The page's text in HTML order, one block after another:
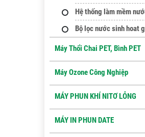
Hệ thống làm mềm
Bộ lọc nước sinh hoat
Máy Thổi Chai PET, Bình PET
Máy Ozone Công Nghiệp
MÁY PHUN KHÍ NITƠ LỎNG
MÁY IN PHUN DATE